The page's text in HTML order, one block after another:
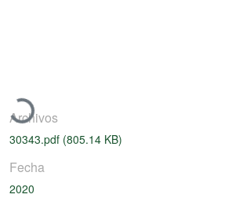
Cargando...
Archivos
30343.pdf (805.14 KB)
Fecha
2020